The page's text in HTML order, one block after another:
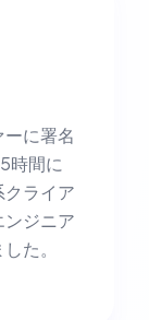
に署名
時間に
ライア
ジニア
た。